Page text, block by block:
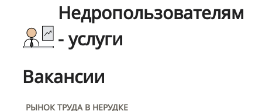
Недропользователям
- услуги
Вакансии
РЫНОК ТРУДА В НЕРУДКЕ